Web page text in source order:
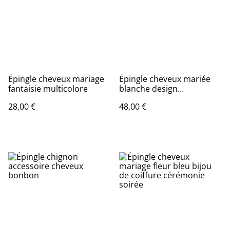
Épingle cheveux mariage
fantaisie multicolore
28,00 €
Épingle cheveux mariée
blanche design
48,00 €